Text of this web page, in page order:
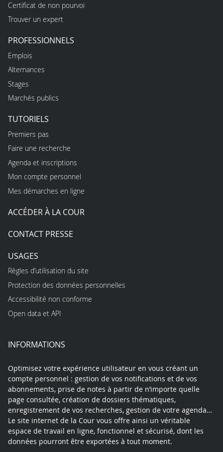
Certificat de non pourvoi
Trouver un expert
PROFESSIONNELS
Emplois
Alternances
Stages
Marchés publics
TUTORIELS
Premiers pas
Faire une recherche
Agenda et inscriptions
Mon compte personnel
Mes démarches en ligne
ACCÉDER À LA COUR
CONTACT PRESSE
USAGES
Règles d’utilisation du site
Protection des données personnelles
Accessibilité non conforme
Open data et API
INFORMATIONS
Optimisez votre expérience utilisateur en vous créant un
compte personnel : gestion de vos notifications et de vos
abonnements, prise de notes à partir de n’importe quelle
page consultée, création de dossiers thématiques,
enregistrement de vos recherches, gestion de votre agenda…
Le site internet de la Cour vous offre ainsi un véritable
espace de travail en ligne, fonctionnel et sécurisé, dont les
données pourront être exportées à tout moment.